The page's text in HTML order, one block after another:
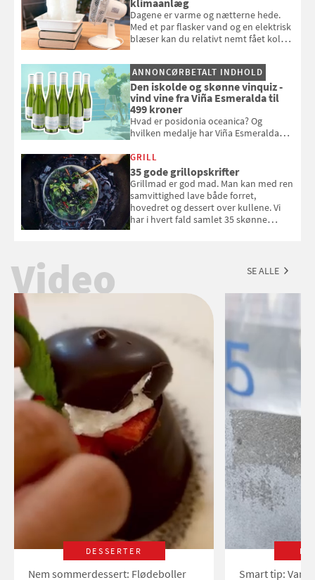
Dagene er varme og nætterne hede.
Med et par flasker vand og en elektrisk
blæser kan du relativt nemt fået koldt
og se, hvordan du gør
ANNONCØRBETALT INDHOLD
Den iskolde og skønne vinquiz -
vind vine fra Viña Esmeralda til
499 kroner
Hvad er posidonia oceanica? Og
hvilken medalje har Viña Esmeralda
med i Samvirkes skønne vinquiz, hvor
du kan vinde 6 flasker vin fra Viña
Esmeralda. Konkurrencen slutter 1.
september 2026.
GRILL
35 gode grillopskrifter
Grillmad er god mad. Man kan med ren
samvittighed lave både forret,
hovedret og dessert over kullene. Vi
har i hvert fald samlet 35 skønne
Video SE ALLE
DESSERTER
Nem sommerdessert: Flødeboller
Smart tip: